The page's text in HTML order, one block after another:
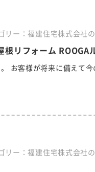
リー：福建住宅株式会社
リフォーム ROOGA
お客様が将来に備えて
リー：福建住宅株式会社